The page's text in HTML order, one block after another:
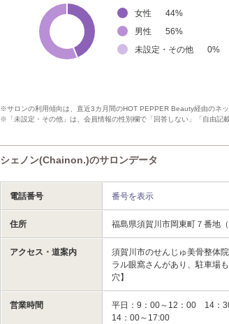
女性 44%
男性
56%
未設定・その他
0%
※サロンの利用傾向は、直近3カ月間のHOT PEPPER Beauty経由のネッ
※「未設定・その他」は、会員情報の性別欄で「回答しない」「自由記
シェノン(Chainon.)のサロンデータ
電話番号 番号を表示
住所 福島県須賀川市岡東町７番地
アクセス・道案内
須賀川市のせんじゅ美骨整体
ラル眼窩さんがあり、駐車場
穴】
営業時間
平日：9：00～12：00 14：
14：00～17:00